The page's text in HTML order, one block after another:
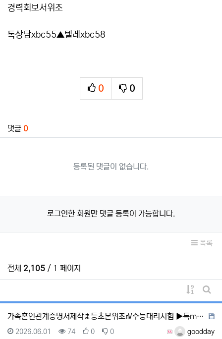
경력회보서위조
톡상담xbc55▲텔레xbc58
0
추천
0
비추천
댓글 0
등록된 댓글이 없습니다.
로그인한 회원만 댓글 등록이 가능합니다.
목록
전체 2,105 / 1 페이지
게시물
게시
가족혼인관계증명서제작ま등초본위조㎵수능대리시험 ▶톡mks…
등록자 goodday
등록일
2026.06.01 조회
74 추천
0 비추천
0